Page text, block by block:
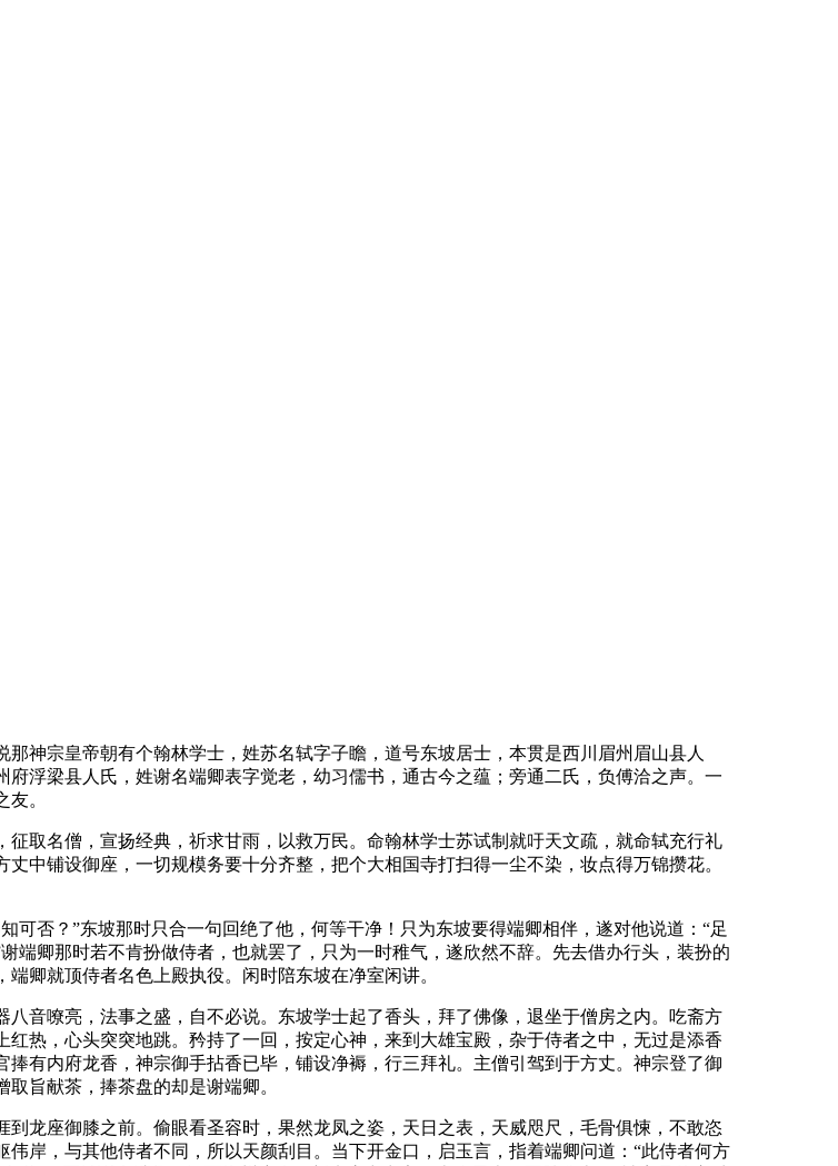
神宗皇帝朝有个翰林学士，姓苏名轼字子瞻，道号东坡居士，本贯是西川眉州眉山县人
浮梁县人氏，姓谢名端卿表字觉老，幼习儒书，通古今之蕴；旁通二氏，负傅洽之声。一
。
取名僧，宣扬经典，祈求甘雨，以救万民。命翰林学士苏试制就吁天文疏，就命轼充行礼
中铺设御座，一切规模务要十分齐整，把个大相国寺打扫得一尘不染，妆点得万锦攒花。
否？”东坡那时只合一句回绝了他，何等干净！只为东坡要得端卿相伴，遂对他说道：“足
端卿那时若不肯扮做侍者，也就罢了，只为一时稚气，遂欣然不辞。先去借办行头，装扮的
卿就顶侍者名色上殿执役。闲时陪东坡在净室闲讲。
音嘹亮，法事之盛，自不必说。东坡学士起了香头，拜了佛像，退坐于僧房之内。吃斋方
热，心头突突地跳。矜持了一回，按定心神，来到大雄宝殿，杂于侍者之中，无过是添香
有内府龙香，神宗御手拈香已毕，铺设净褥，行三拜礼。主僧引驾到于方丈。神宗登了御
旨献茶，捧茶盘的却是谢端卿。
龙座御膝之前。偷眼看圣容时，果然龙凤之姿，天日之表，天威咫尺，毛骨俱悚，不敢恣
岸，与其他侍者不同，所以天颜刮目。当下开金口，启玉言，指着端卿问道：“此侍者何方